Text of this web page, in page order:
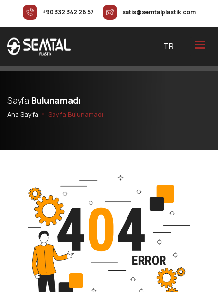
+90 332 342 26 57 satis@semtalplastik.com
TR
Sayfa Bulunamadı
Ana Sayfa Sayfa Bulunamadı